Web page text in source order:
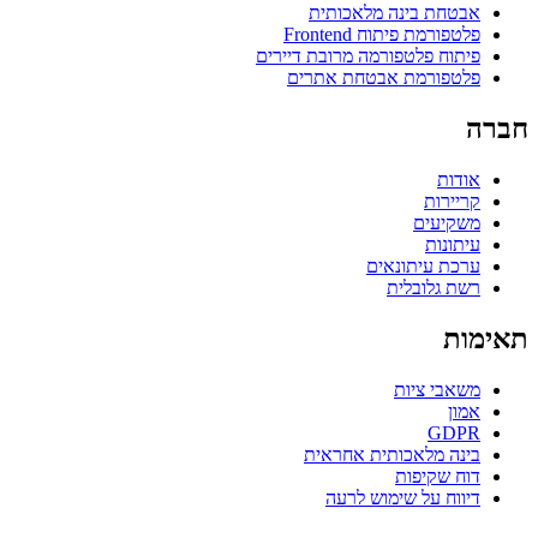
אבטחת בינה מלאכותית
פלטפורמת פיתוח Frontend
פיתוח פלטפורמה מרובת דיירים
פלטפורמת אבטחת אתרים
חברה
אודות
קריירות
משקיעים
עיתונות
ערכת עיתונאים
רשת גלובלית
תאימות
משאבי ציות
אמון
GDPR
בינה מלאכותית אחראית
דוח שקיפות
דיווח על שימוש לרעה